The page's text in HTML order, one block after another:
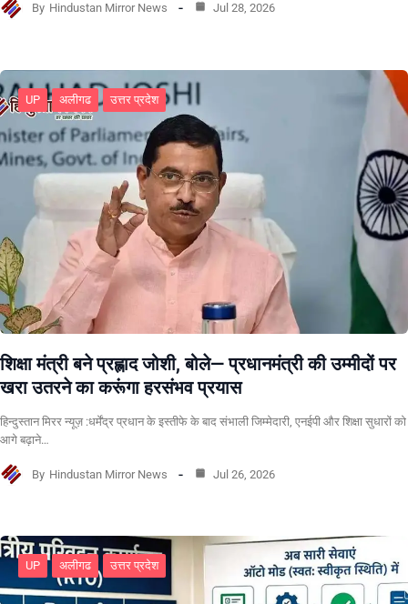
By Hindustan Mirror News Jul 28, 2026
UP अलीगढ उत्तर प्रदेश
शिक्षा मंत्री बने प्रह्लाद जोशी, बोले— प्रधानमंत्री की उम्मीदों पर
खरा उतरने का करूंगा हरसंभव प्रयास
हिन्दुस्तान मिरर न्यूज़ :धर्मेंद्र प्रधान के इस्तीफे के बाद संभाली जिम्मेदारी, एनईपी और शिक्षा सुधारों को
आगे बढ़ाने…
By Hindustan Mirror News Jul 26, 2026
UP अलीगढ उत्तर प्रदेश